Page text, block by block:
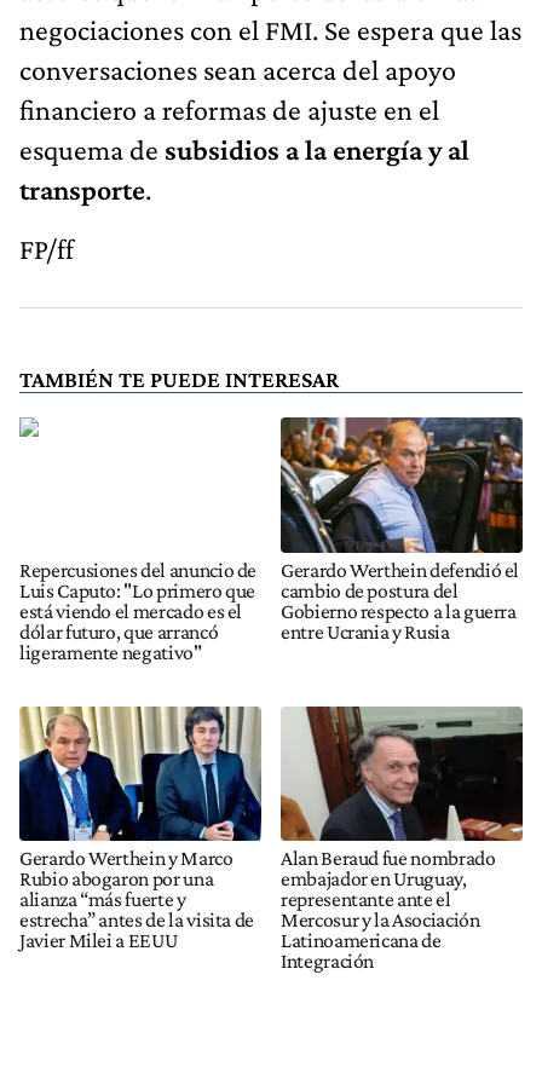
negociaciones con el FMI. Se espera que las
conversaciones sean acerca del apoyo
financiero a reformas de ajuste en el
esquema de subsidios a la energía y al
transporte.
FP/ff
TAMBIÉN TE PUEDE INTERESAR
Repercusiones del anuncio de
Luis Caputo: "Lo primero que
está viendo el mercado es el
dólar futuro, que arrancó
ligeramente negativo"
Gerardo Werthein defendió el
cambio de postura del
Gobierno respecto a la guerra
entre Ucrania y Rusia
Gerardo Werthein y Marco
Rubio abogaron por una
alianza “más fuerte y
estrecha” antes de la visita de
Javier Milei a EEUU
Alan Beraud fue nombrado
embajador en Uruguay,
representante ante el
Mercosur y la Asociación
Latinoamericana de
Integración